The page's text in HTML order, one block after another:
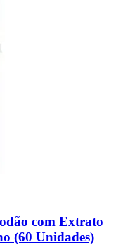
com Extrato
(60 Unidades)